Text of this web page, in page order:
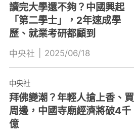
讀完大學還不夠？中國興起
「第二學士」，2年速成學
歷、就業考研都顧到
中央社 2025/06/18
中央社
拜佛變潮？年輕人搶上香、買
周邊，中國寺廟經濟將破4千
億